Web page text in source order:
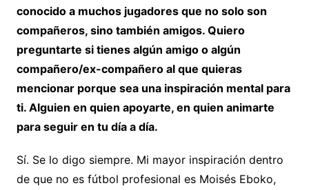
conocido a muchos jugadores que no solo son
compañeros, sino también amigos. Quiero
preguntarte si tienes algún amigo o algún
compañero/ex-compañero al que quieras
mencionar porque sea una inspiración mental para
ti. Alguien en quien apoyarte, en quien animarte
para seguir en tu día a día.
Sí. Se lo digo siempre. Mi mayor inspiración dentro
de que no es fútbol profesional es Moisés Eboko,